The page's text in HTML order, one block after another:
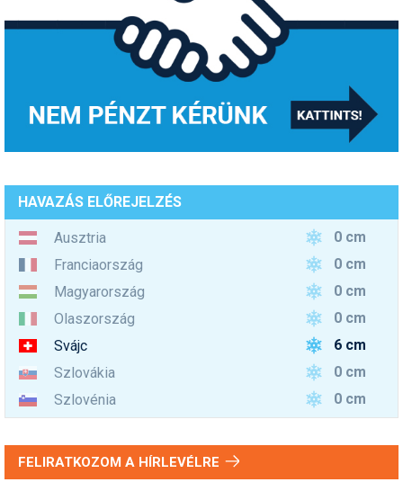
HAVAZÁS ELŐREJELZÉS
Ausztria
0 cm
Franciaország
0 cm
Magyarország
0 cm
Olaszország
0 cm
Svájc
6 cm
Szlovákia
0 cm
Szlovénia
0 cm
FELIRATKOZOM A HÍRLEVÉLRE